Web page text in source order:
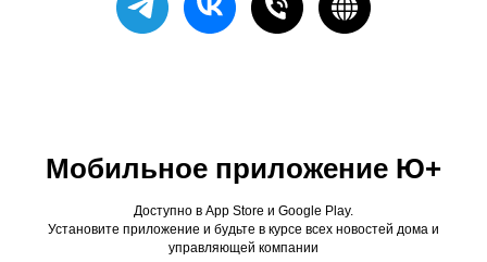
Мобильное приложение Ю+
Доступно в App Store и Google Play.
Установите приложение и будьте в курсе всех новостей дома и
управляющей компании